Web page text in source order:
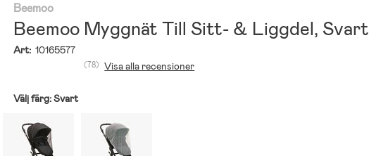
Beemoo
Beemoo Myggnät Till Sitt- & Liggdel, Svart
Art: 10165577
(78) Visa alla recensioner
Välj färg:Svart